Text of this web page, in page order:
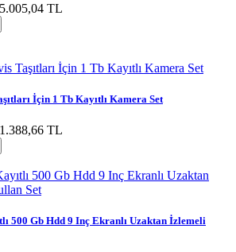
TL
İçin 1 Tb Kayıtlı Kamera Set
TL
500 Gb Hdd 9 Inç Ekranlı Uzaktan İzlemeli